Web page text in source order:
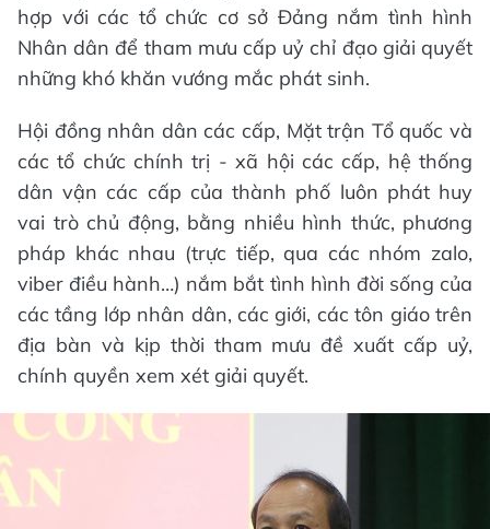
hợp với các tổ chức cơ sở Đảng nắm tình hình
Nhân dân để tham mưu cấp uỷ chỉ đạo giải quyết
những khó khăn vướng mắc phát sinh.
Hội đồng nhân dân các cấp, Mặt trận Tổ quốc và
các tổ chức chính trị - xã hội các cấp, hệ thống
dân vận các cấp của thành phố luôn phát huy
vai trò chủ động, bằng nhiều hình thức, phương
pháp khác nhau (trực tiếp, qua các nhóm zalo,
viber điều hành…) nắm bắt tình hình đời sống của
các tầng lớp nhân dân, các giới, các tôn giáo trên
địa bàn và kịp thời tham mưu đề xuất cấp uỷ,
chính quyền xem xét giải quyết.